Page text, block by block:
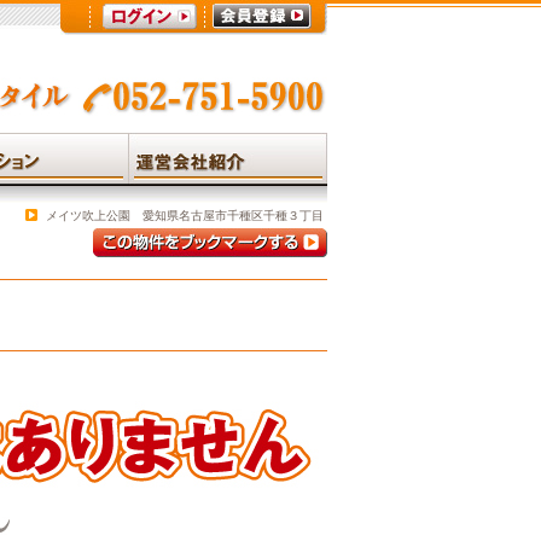
メイツ吹上公園 愛知県名古屋市千種区千種３丁目